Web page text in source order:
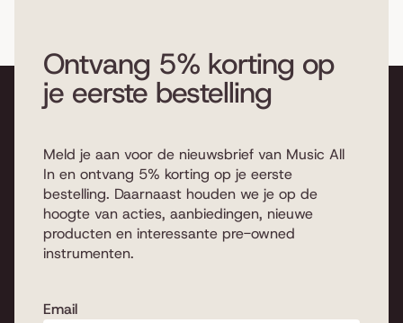
Ontvang 5% korting op
je eerste bestelling
Meld je aan voor de nieuwsbrief van Music All
In en ontvang 5% korting op je eerste
bestelling. Daarnaast houden we je op de
hoogte van acties, aanbiedingen, nieuwe
producten en interessante pre-owned
instrumenten.
Email